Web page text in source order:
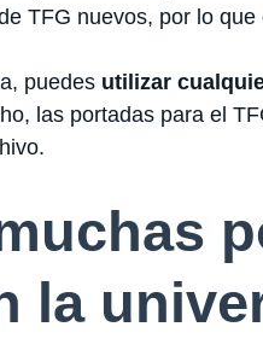
TFG nuevos, por lo
puedes utilizar
las portadas para el
la